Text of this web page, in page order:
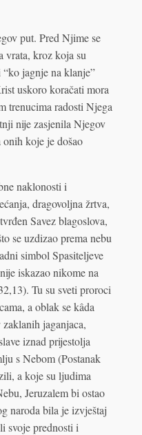
put. Pred Njime se
vrata, kroz koja su
jagnje na klanje”
uskoro koračati mora
trenucima radosti Njega
nije zasjenila Njegov
onih koje je došao
naklonosti i
dragovoljna žrtva,
Savez blagoslova,
se uzdizao prema nebu
simbol Spasiteljeve
iskazao nikome na
Tu su sveti proroci
a oblak se kâda
jaganjaca,
iznad prijestolja
s Nebom (Postanak
a koje su ljudima
Jeruzalem bi ostao
naroda bila je izvještaj
svoje prednosti i